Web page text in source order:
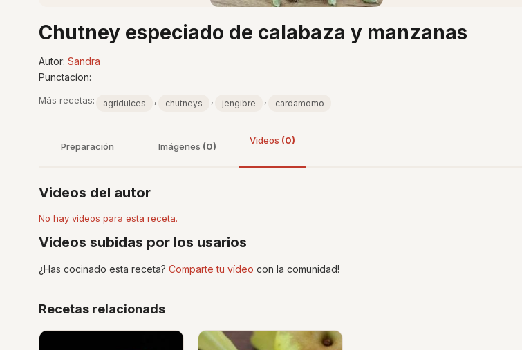
Chutney especiado de calabaza y manzanas
Autor: Sandra
Punctacíon:
Más recetas: agridulces , chutneys , jengibre , cardamomo
Preparación Imágenes (0)
Videos (0)
Videos del autor
No hay videos para esta receta.
Videos subidas por los usarios
¿Has cocinado esta receta? Comparte tu vídeo con la comunidad!
Recetas relacionads